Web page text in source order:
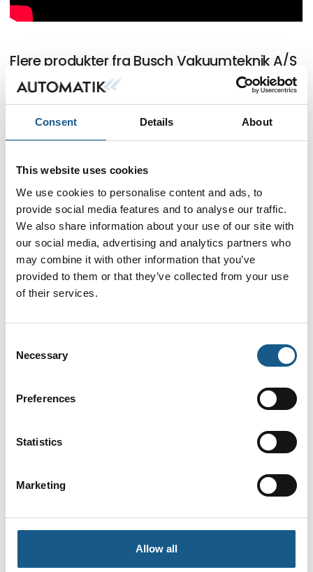
Consent Details About
This website uses cookies
We use cookies to personalise content and ads, to
provide social media features and to analyse our traffic.
We also share information about your use of our site with
our social media, advertising and analytics partners who
may combine it with other information that you’ve
provided to them or that they’ve collected from your use
of their services.
Selection
Necessary
Preferences
Statistics
Marketing
Allow all
Flere produkter fra Busch Vakuumteknik A/S
R5 Oliesmurte lamelvakuumpumper
MINK Tørtløbende klovakuumpumper
og kompressorer
DOLPHIN Væskeringsvakuumpumper
VACTEST Det bedste valg til at
overvåge og styre din vakuumproces
OTTO 24/7 overvågning af dine